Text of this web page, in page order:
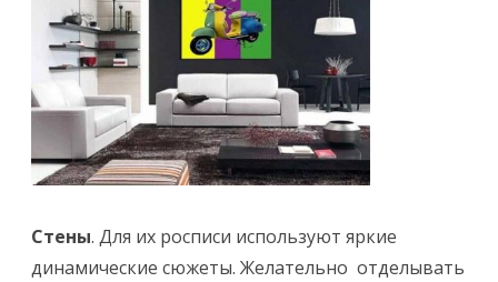
а
р
т
и
Стены. Для их росписи используют яркие
динамические сюжеты. Желательно отделывать